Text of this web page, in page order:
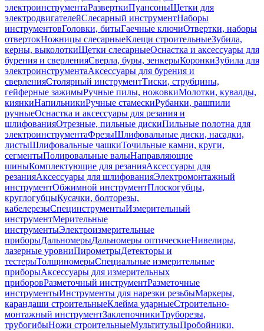
электроинструментаРазверткиПуансоныЩетки для
электродвигателейСлесарный инструментНаборы
инструментовГоловки, битыГаечные ключиОтвертки, наборы
отвертокНожницы слесарныеКлещи строительныеЗубила,
керны, выколоткиЩетки слесарныеОснастка и аксессуары для
бурения и сверленияСверла, буры, зенкерыКоронкиЗубила для
электроинструментаАксессуары для бурения и
сверленияСтолярный инструментТиски, струбцины,
гейферные зажимыРучные пилы, ножовкиМолотки, кувалды,
киянкиНапильникиРучные стамескиРубанки, рашпили
ручныеОснастка и аксессуары для резания и
шлифованияОтрезные, пильные дискиПильные полотна для
электроинструментаФрезыШлифовальные диски, насадки,
листыШлифовальные чашкиТочильные камни, круги,
сегментыПолировальные валыНаправляющие
шиныКомплектующие для резанияАксессуары для
резанияАксессуары для шлифованияЭлектромонтажный
инструментОбжимной инструментПлоскогубцы,
круглогубцыКусачки, болторезы,
кабелерезыСпецинструментыИзмерительный
инструментМерительные
инструментыЭлектроизмерительные
приборыДальномерыДальномеры оптическиеНивелиры,
лазерные уровниПирометрыДетекторы и
тестерыТолщиномерыСпециальные измерительные
приборыАксессуары для измерительных
приборовРазметочный инструментРазметочные
инструментыИнструменты для нарезки резьбыМаркеры,
карандаши строительныеКлейма ударныеСтроительно-
монтажный инструментЗаклепочникиТруборезы,
трубогибыНожи строительныеМультитулыПробойники,